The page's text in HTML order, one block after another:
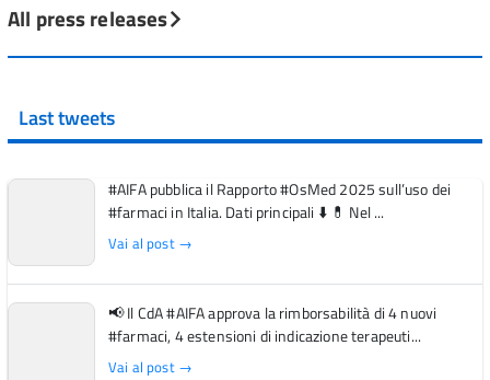
All press releases
Last tweets
#AIFA pubblica il Rapporto #OsMed 2025 sull’uso dei
#farmaci in Italia. Dati principali ⬇️ 💊 Nel ...
Vai al post →
📢 Il CdA #AIFA approva la rimborsabilità di 4 nuovi
#farmaci, 4 estensioni di indicazione terapeuti...
Vai al post →